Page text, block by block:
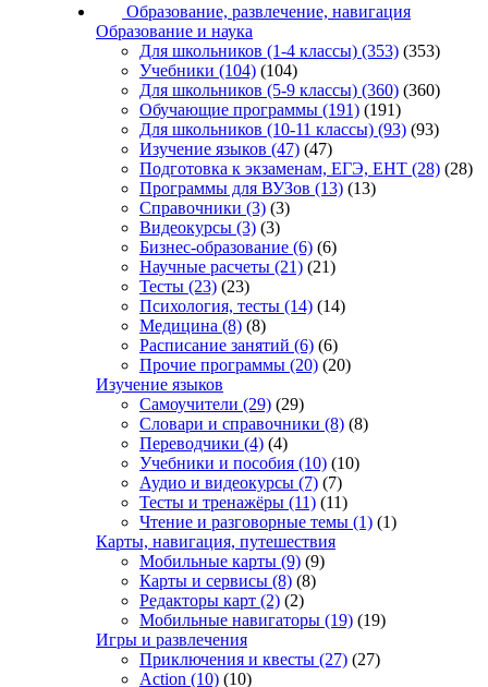
Образование, развлечение, навигация
Образование и наука
Для школьников (1-4 классы) (353) (353)
Учебники (104) (104)
Для школьников (5-9 классы) (360) (360)
Обучающие программы (191) (191)
Для школьников (10-11 классы) (93) (93)
Изучение языков (47) (47)
Подготовка к экзаменам, ЕГЭ, ЕНТ (28) (28)
Программы для ВУЗов (13) (13)
Справочники (3) (3)
Видеокурсы (3) (3)
Бизнес-образование (6) (6)
Научные расчеты (21) (21)
Тесты (23) (23)
Психология, тесты (14) (14)
Медицина (8) (8)
Расписание занятий (6) (6)
Прочие программы (20) (20)
Изучение языков
Самоучители (29) (29)
Словари и справочники (8) (8)
Переводчики (4) (4)
Учебники и пособия (10) (10)
Аудио и видеокурсы (7) (7)
Тесты и тренажёры (11) (11)
Чтение и разговорные темы (1) (1)
Карты, навигация, путешествия
Мобильные карты (9) (9)
Карты и сервисы (8) (8)
Редакторы карт (2) (2)
Мобильные навигаторы (19) (19)
Игры и развлечения
Приключения и квесты (27) (27)
Action (10) (10)